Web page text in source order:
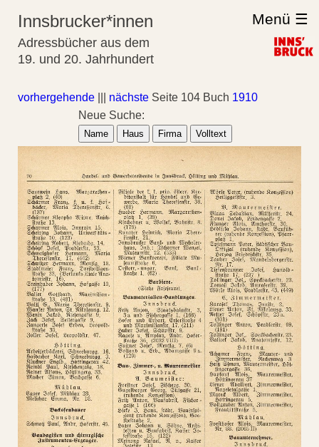
Innsbrucker*innen
Adressbücher aus dem
19. und 20. Jahrhundert
Menü ☰
vorhergehende nächste Seite 104 Buch 1910
Neue Suche:
Name Haus Firma Volltext